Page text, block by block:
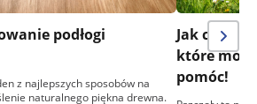
podłogi
z najlepszych sposobów na
naturalnego piękna drewna.
Jak
które
pomóc!